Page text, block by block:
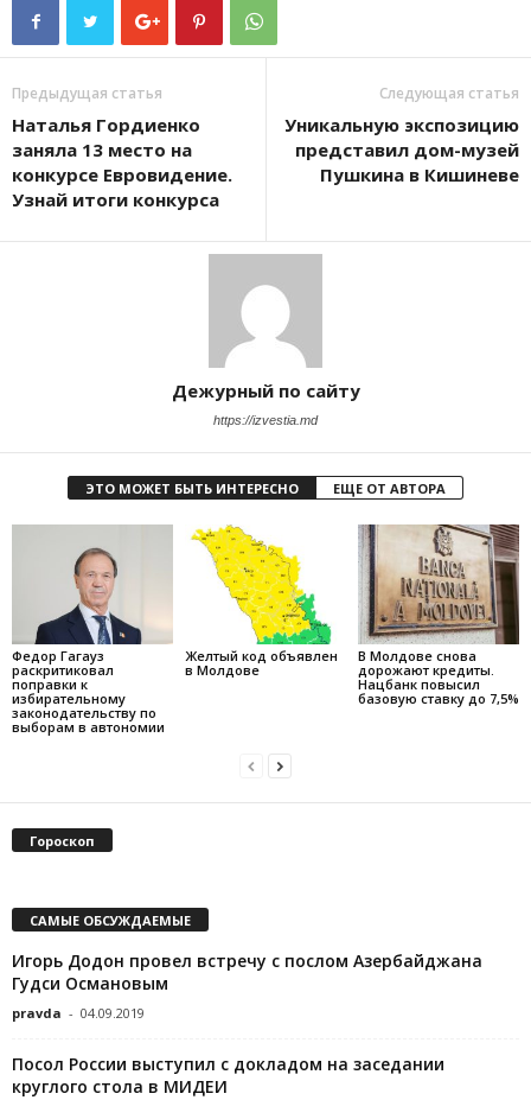
Предыдущая статья
Наталья Гордиенко
заняла 13 место на
конкурсе Евровидение.
Узнай итоги конкурса
Следующая статья
Уникальную экспозицию
представил дом-музей
Пушкина в Кишиневе
Дежурный по сайту
https://izvestia.md
ЭТО МОЖЕТ БЫТЬ ИНТЕРЕСНО ЕЩЕ ОТ АВТОРА
Федор Гагауз
раскритиковал
поправки к
избирательному
законодательству по
выборам в автономии
Желтый код объявлен
в Молдове
В Молдове снова
дорожают кредиты.
Нацбанк повысил
базовую ставку до 7,5%
Гороскоп
САМЫЕ ОБСУЖДАЕМЫЕ
Игорь Додон провел встречу с послом Азербайджана
Гудси Османовым
pravda - 04.09.2019
Посол России выступил с докладом на заседании
круглого стола в МИДЕИ